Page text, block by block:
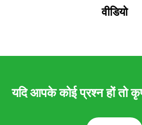
वीडियो
यदि आपके कोई प्रश्न हों तो